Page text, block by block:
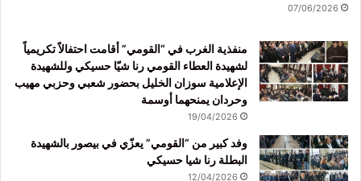
07/06/2026
منفذية الغرب في “القومي” أقامت احتفالاً تكريمياً
لشهيدة العطاء القومي رنا شيّا حسيكي وللشهيدة
الإعلامية سوزان الخليل بحضور شعبي وحزبي مهيب
وحردان يمنحهما أوسمة
19/04/2026
وفد كبير من “القومي” يعزّي في بيصور بالشهيدة
البطلة رنا شيا حسيكي
12/04/2026